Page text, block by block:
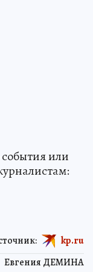
или
Евгения ДЕМИНА
kp.ru